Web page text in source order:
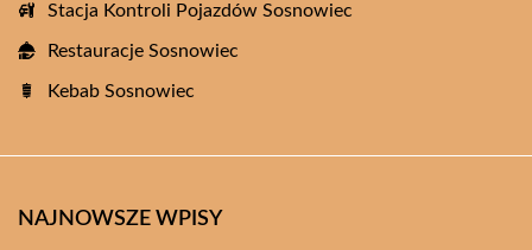
Stacja Kontroli Pojazdów Sosnowiec
Restauracje Sosnowiec
Kebab Sosnowiec
NAJNOWSZE WPISY